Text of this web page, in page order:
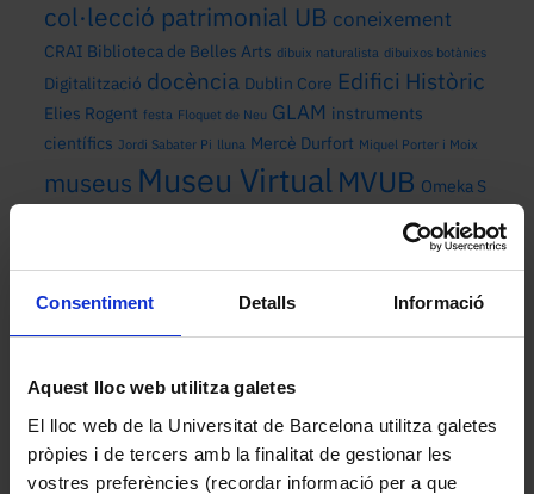
Consentiment Detalls Informació
Aquest lloc web utilitza galetes
El lloc web de la Universitat de Barcelona utilitza galetes
pròpies i de tercers amb la finalitat de gestionar les
vostres preferències (recordar informació per a que
col·lecció patrimonial UB coneixement
CRAI Biblioteca de Belles Arts dibuix naturalista dibuixos botànics
Digitalització docència Dublin Core Edifici Històric
Elies Rogent festa Floquet de Neu GLAM instruments
científics Jordi Sabater Pi lluna Mercè Durfort Miquel Porter i Moix
museus Museu VirtualMVUB Omeka S
Patrimoni cultural
patrimoni cultural universitari patrimoni
natural patrimoni universitari
Universitat de Barcelona
Mes de publicació